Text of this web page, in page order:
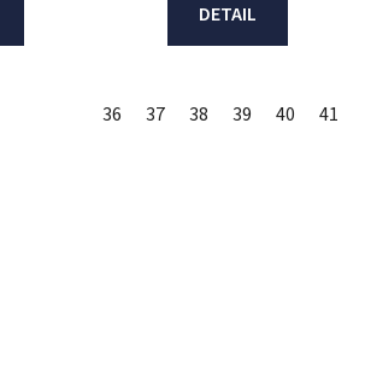
DETAIL
36 37 38 39 40 41